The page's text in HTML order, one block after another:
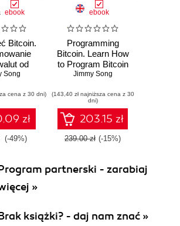
ebook
Bitcoin.
od
Song
cena z 30 dni)
zł
(-49%)
ebook
Programming
Bitcoin. Learn How
to Program Bitcoin
from Scratch
Jimmy Song
(143,40 zł najniższa cena z 30
dni)
203.15 zł
239.00 zł (-15%)
partnerski - zarabiaj
»
książki? - daj nam znać »